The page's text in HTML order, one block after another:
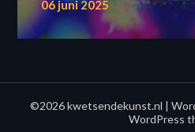
06 juni 2025
©2026 kwetsendekunst.nl |
WordPress